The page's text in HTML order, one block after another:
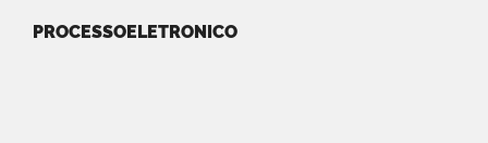
PROCESSOELETRONICO